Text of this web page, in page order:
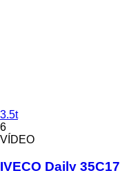
3.5t
6
VÍDEO
IVECO Daily 35C17